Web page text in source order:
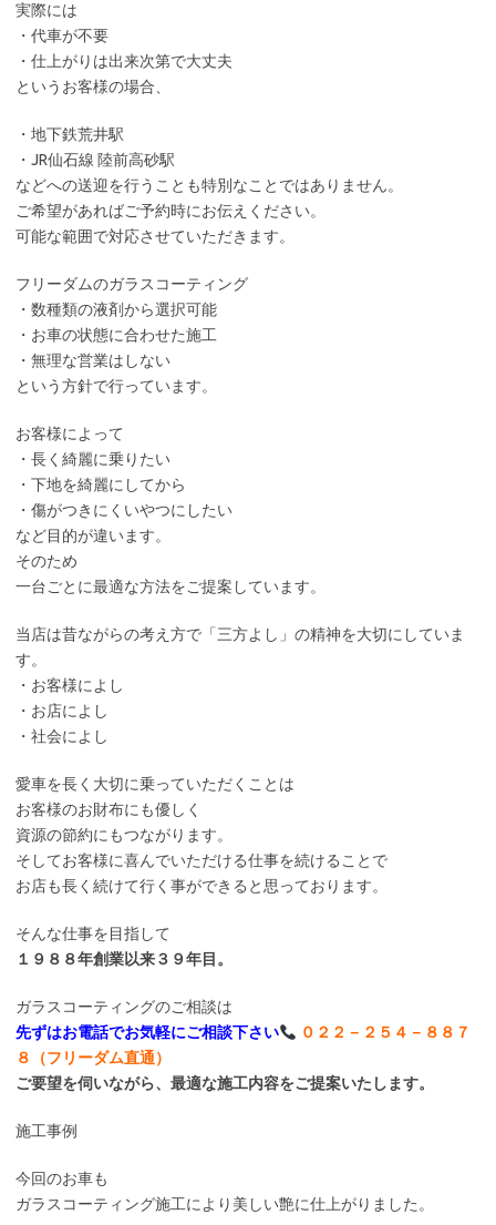
実際には
・代車が不要
・仕上がりは出来次第で大丈夫
というお客様の場合、
・地下鉄荒井駅
・JR仙石線 陸前高砂駅
などへの送迎を行うことも特別なことではありません。
ご希望があればご予約時にお伝えください。
可能な範囲で対応させていただきます。
フリーダムのガラスコーティング
・数種類の液剤から選択可能
・お車の状態に合わせた施工
・無理な営業はしない
という方針で行っています。
お客様によって
・長く綺麗に乗りたい
・下地を綺麗にしてから
・傷がつきにくいやつにしたい
など目的が違います。
そのため
一台ごとに最適な方法をご提案しています。
当店は昔ながらの考え方で「三方よし」の精神を大切にしていま
す。
・お客様によし
・お店によし
・社会によし
愛車を長く大切に乗っていただくことは
お客様のお財布にも優しく
資源の節約にもつながります。
そしてお客様に喜んでいただける仕事を続けることで
お店も長く続けて行く事ができると思っております。
そんな仕事を目指して
１９８８年創業以来３９年目。
ガラスコーティングのご相談は
先ずはお電話でお気軽にご相談下さい
０２２－２５４－８８７
８（フリーダム直通）
ご要望を伺いながら、最適な施工内容をご提案いたします。
施工事例
今回のお車も
ガラスコーティング施工により美しい艶に仕上がりました。